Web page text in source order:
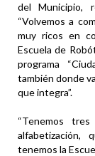
del Municipio,
“Volvemos a
muy ricos en
Escuela de
programa
también donde
que integra”.
“Tenemos
alfabetización,
tenemos la